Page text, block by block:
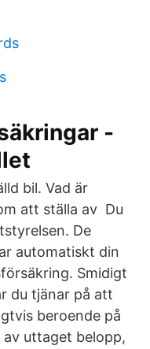
-
bil. Vad är
att ställa av Du
De
automatiskt din
Smidigt
du tjänar på att
beroende på
uttaget belopp,